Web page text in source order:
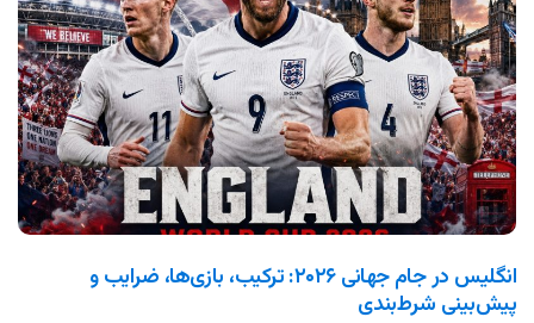
انگلیس در جام جهانی ۲۰۲۶: ترکیب، بازی‌ها، ضرایب و
پیش‌بینی شرط‌بندی